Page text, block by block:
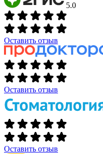
5.0
Оставить отзыв
Оставить отзыв
Оставить отзыв